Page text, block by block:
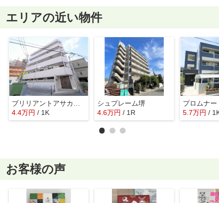
エリアの近い物件
4.4万円 / 1K
シュプレーム堺
4.6万円 / 1R
プロムナー
5.7万円 /
お客様の声